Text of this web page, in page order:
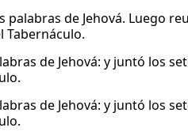
palabras de Jehová. Luego
Tabernáculo.
de Jehová: y juntó los
de Jehová: y juntó los